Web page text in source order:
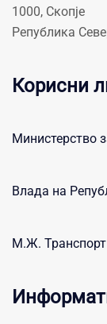
1000, Скопје
Република
Корисни
Министерство
Влада на
М.Ж. Транспорт